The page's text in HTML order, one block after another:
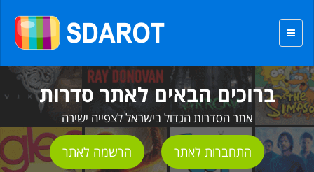
ברוכים הבאים לאתר סדרות
אתר הסדרות הגדול בישראל לצפייה ישירה
התחברות לאתר הרשמה לאתר